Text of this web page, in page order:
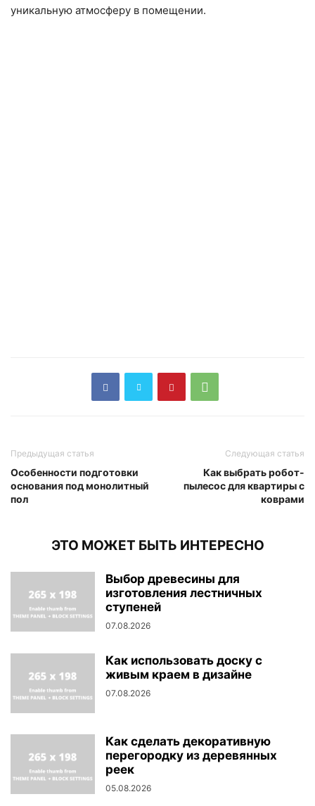
уникальную атмосферу в помещении.
Предыдущая статья
Особенности подготовки
основания под монолитный
пол
Следующая статья
Как выбрать робот-
пылесос для квартиры с
коврами
ЭТО МОЖЕТ БЫТЬ ИНТЕРЕСНО
Выбор древесины для
изготовления лестничных
ступеней
07.08.2026
Как использовать доску с
живым краем в дизайне
07.08.2026
Как сделать декоративную
перегородку из деревянных
реек
05.08.2026